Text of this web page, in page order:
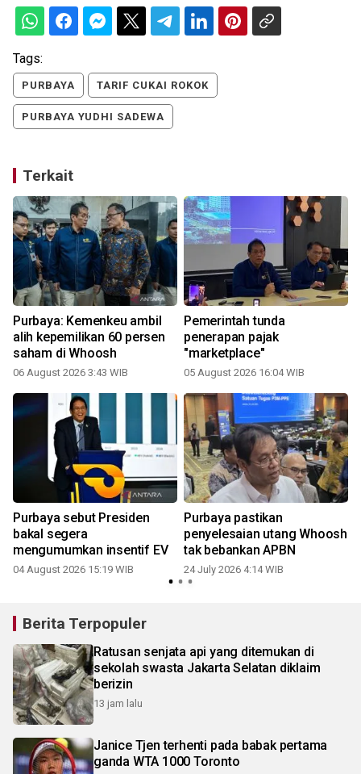
Tags:
PURBAYA TARIF CUKAI ROKOK
PURBAYA YUDHI SADEWA
Terkait
Purbaya: Kemenkeu ambil
alih kepemilikan 60 persen
saham di Whoosh
06 August 2026 3:43 WIB
Pemerintah tunda
penerapan pajak
"marketplace"
05 August 2026 16:04 WIB
Purbaya sebut Presiden
bakal segera
mengumumkan insentif EV
04 August 2026 15:19 WIB
Purbaya pastikan
penyelesaian utang Whoosh
tak bebankan APBN
24 July 2026 4:14 WIB
Berita Terpopuler
Ratusan senjata api yang ditemukan di
sekolah swasta Jakarta Selatan diklaim
berizin
13 jam lalu
Janice Tjen terhenti pada babak pertama
ganda WTA 1000 Toronto